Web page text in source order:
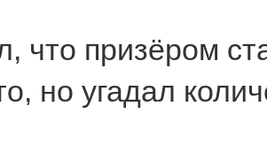
что призёром
но угадал